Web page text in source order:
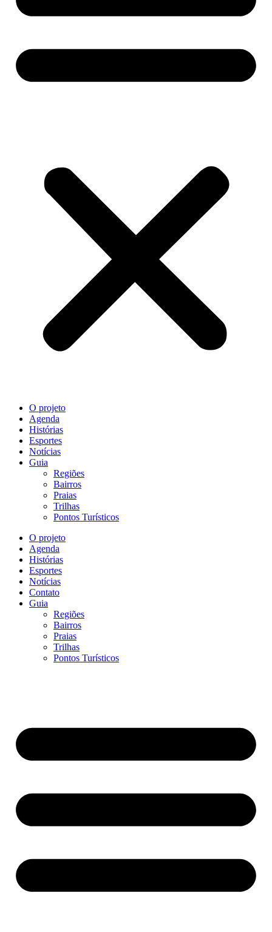
O projeto
Agenda
Histórias
Esportes
Notícias
Guia
Regiões
Bairros
Praias
Trilhas
Pontos Turísticos
O projeto
Agenda
Histórias
Esportes
Notícias
Contato
Guia
Regiões
Bairros
Praias
Trilhas
Pontos Turísticos